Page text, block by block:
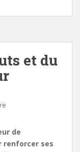
et du
de
renforcer ses